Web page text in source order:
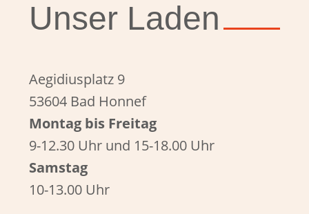
Unser Laden
Aegidiusplatz 9
53604 Bad Honnef
Montag bis Freitag
9-12.30 Uhr und 15-18.00 Uhr
Samstag
10-13.00 Uhr